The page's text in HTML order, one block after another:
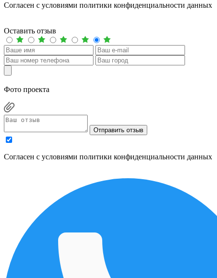
Cогласен с условиями политики конфиденциальности данных
Оставить отзыв
Фото проекта
Отправить отзыв
Cогласен с условиями политики конфиденциальности данных